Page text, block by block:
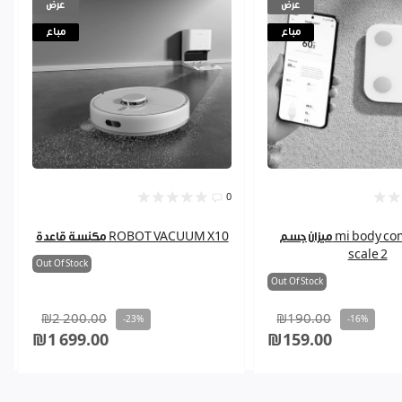
عرض
مباع
0
مكنسة قاعدة ROBOT VACUUM X10
Out Of Stock
₪2 200.00 -23%
₪1 699.00
عرض
مباع
ميزان جسم mi body composition
scale 2
Out Of Stock
₪190.00 -16%
₪159.00